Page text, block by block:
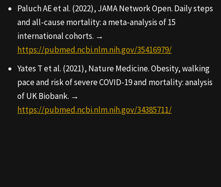
Paluch AE et al. (2022), JAMA Network Open. Daily steps
and all-cause mortality: a meta-analysis of 15
international cohorts. →
https://pubmed.ncbi.nlm.nih.gov/35416979/
Yates T et al. (2021), Nature Medicine. Obesity, walking
pace and risk of severe COVID-19 and mortality: analysis
of UK Biobank. →
https://pubmed.ncbi.nlm.nih.gov/34385711/